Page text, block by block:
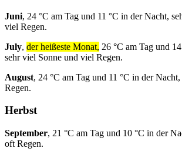
Juni, 24 °C am Tag und 11 °C in der Nacht,
viel Regen.
July, der heißeste Monat, 26 °C am Tag und
sehr viel Sonne und viel Regen.
August, 24 °C am Tag und 11 °C in der
Regen.
Herbst
September, 21 °C am Tag und 10 °C in der
oft Regen.